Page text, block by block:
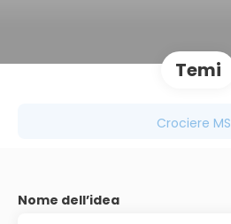
Temi
Crociere
Nome dell’idea